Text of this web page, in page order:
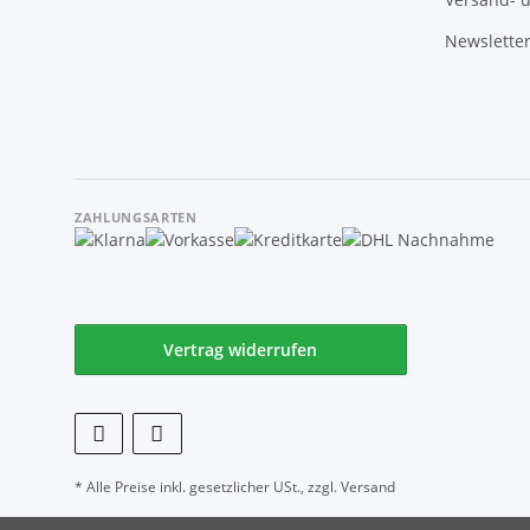
Newsletter
ZAHLUNGSARTEN
Vertrag widerrufen
* Alle Preise inkl. gesetzlicher USt., zzgl.Versand